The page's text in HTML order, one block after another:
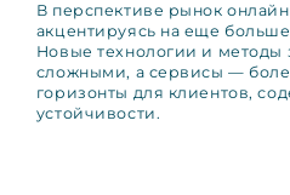
В перспективе рынок
акцентируясь на еще
Новые технологии и методы
сложными, а сервисы —
горизонты для клиентов,
устойчивости.